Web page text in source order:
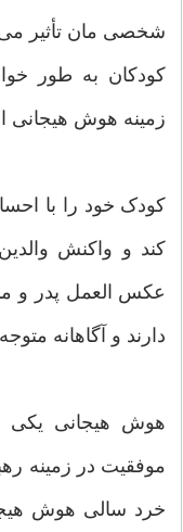
شخصی مان تأثیر می
کودکان به طور
زمینه هوش هیجانی
کودک خود را با
کند و واکنش
عکس العمل پدر و
دارند و آگاهانه
هوش هیجانی یکی
موفقیت در زمینه
خرد سالی هوش